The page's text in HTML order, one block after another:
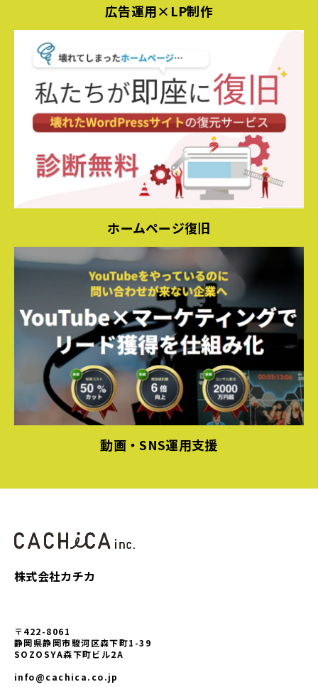
広告運用×LP制作
ホームページ復旧
動画・SNS運用支援
株式会社カチカ
〒422-8061
静岡県静岡市駿河区森下町1-39
SOZOSYA森下町ビル2A
info@cachica.co.jp